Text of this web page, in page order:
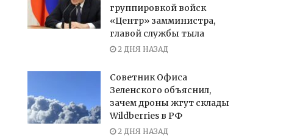
группировкой войск
«Центр» замминистра,
главой службы тыла
2 ДНЯ НАЗАД
Советник Офиса
Зеленского объяснил,
зачем дроны жгут склады
Wildberries в РФ
2 ДНЯ НАЗАД